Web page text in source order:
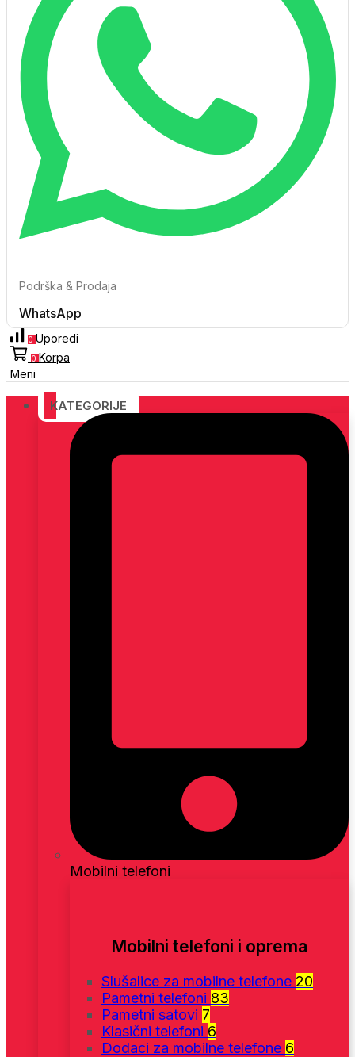
Podrška & Prodaja
WhatsApp
0 Uporedi
0 Korpa
Meni
KATEGORIJE
Mobilni telefoni
Mobilni telefoni i oprema
Slušalice za mobilne telefone 20
Pametni telefoni 83
Pametni satovi 7
Klasični telefoni 6
Dodaci za mobilne telefone 6